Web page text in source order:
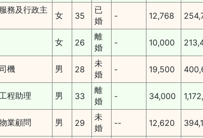
務及行政主
女 35
已
婚
- 12,768
女 26
離
婚
- 10,000
機 男 28
未
婚
- 19,500
程助理 男 33
離
婚
- 34,000
業顧問 男 29
未
婚
-- 12,620